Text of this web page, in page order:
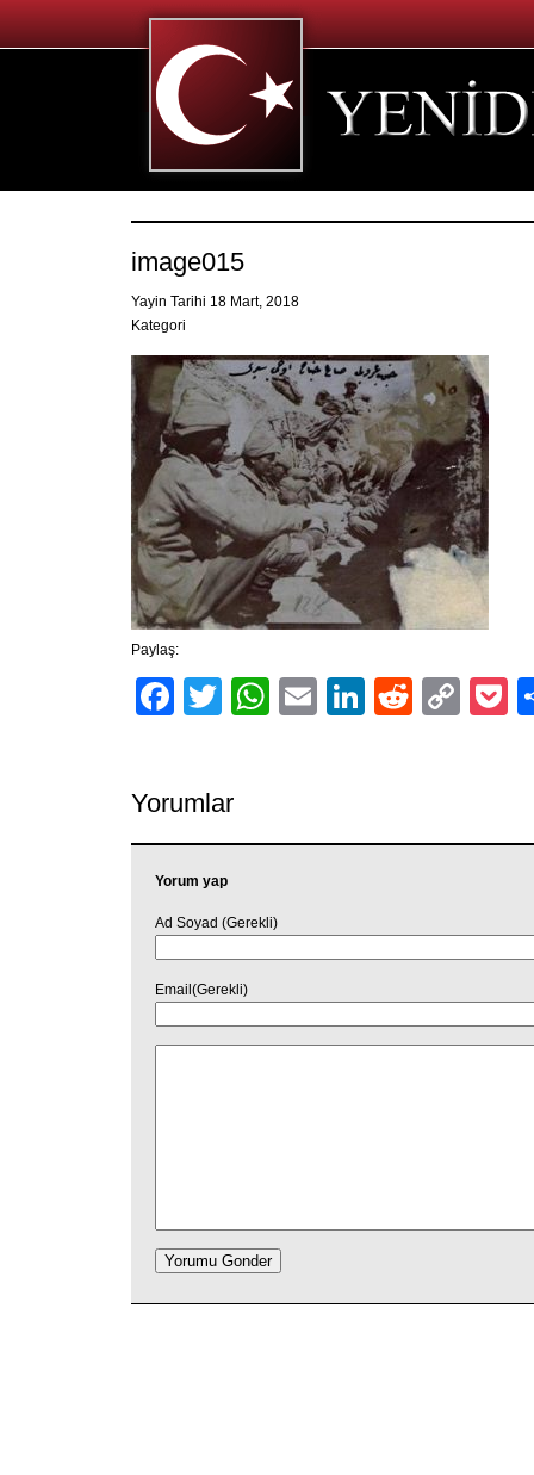
image015
Yayin Tarihi 18 Mart, 2018
Kategori
Paylaş:
Facebook
TwitterWhatsApp
EmailLinkedIn
Reddit
Yorumlar
Yorum yap
Ad Soyad (Gerekli)
Email(Gerekli)